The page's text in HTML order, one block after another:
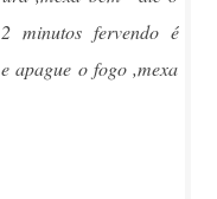
minutos fervendo é
apague o fogo ,mexa